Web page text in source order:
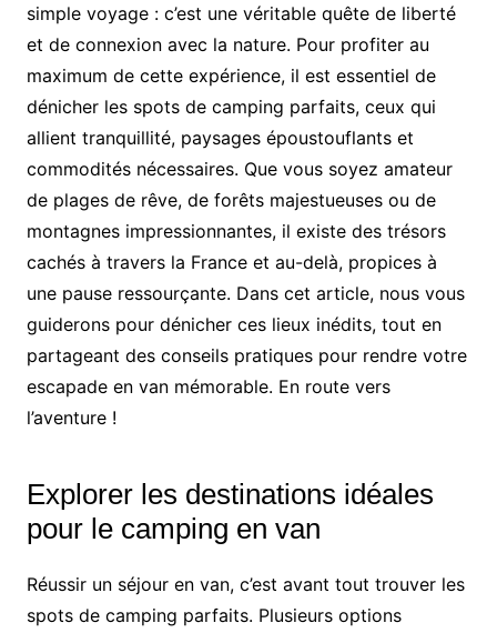
simple voyage : c’est une véritable quête de liberté
et de connexion avec la nature. Pour profiter au
maximum de cette expérience, il est essentiel de
dénicher les spots de camping parfaits, ceux qui
allient tranquillité, paysages époustouflants et
commodités nécessaires. Que vous soyez amateur
de plages de rêve, de forêts majestueuses ou de
montagnes impressionnantes, il existe des trésors
cachés à travers la France et au-delà, propices à
une pause ressourçante. Dans cet article, nous vous
guiderons pour dénicher ces lieux inédits, tout en
partageant des conseils pratiques pour rendre votre
escapade en van mémorable. En route vers
l’aventure !
Explorer les destinations idéales
pour le camping en van
Réussir un séjour en van, c’est avant tout trouver les
spots de camping parfaits. Plusieurs options